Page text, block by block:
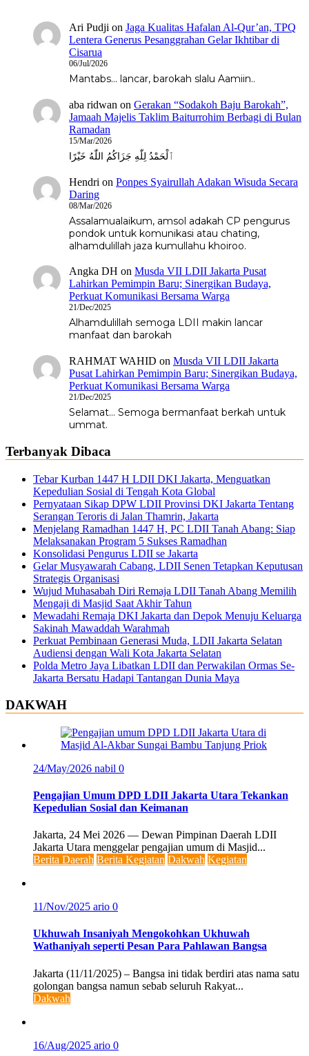
Ari Pudji on Jaga Kualitas Hafalan Al-Qur’an, TPQ
Lentera Generus Pesanggrahan Gelar Ikhtibar di
Cisarua
06/Jul/2026
Mantabs... lancar, barokah slalu Aamiin..
aba ridwan on Gerakan “Sodakoh Baju Barokah”,
Jamaah Majelis Taklim Baiturrohim Berbagi di Bulan
Ramadan
15/Mar/2026
ٱلْحَمْدُ لِلّٰهِ جَزَاكُمُ اللّٰهُ خَيْرًا
Hendri on Ponpes Syairullah Adakan Wisuda Secara
Daring
08/Mar/2026
Assalamualaikum, amsol adakah CP pengurus
pondok untuk komunikasi atau chating,
alhamdulillah jaza kumullahu khoiroo.
Angka DH on Musda VII LDII Jakarta Pusat
Lahirkan Pemimpin Baru; Sinergikan Budaya,
Perkuat Komunikasi Bersama Warga
21/Dec/2025
Alhamdulillah semoga LDII makin lancar
manfaat dan barokah
RAHMAT WAHID on Musda VII LDII Jakarta
Pusat Lahirkan Pemimpin Baru; Sinergikan Budaya,
Perkuat Komunikasi Bersama Warga
21/Dec/2025
Selamat... Semoga bermanfaat berkah untuk
ummat.
Terbanyak Dibaca
⁠Tebar Kurban 1447 H LDII DKI Jakarta, Menguatkan
Kepedulian Sosial di Tengah Kota Global
Pernyataan Sikap DPW LDII Provinsi DKI Jakarta Tentang
Serangan Teroris di Jalan Thamrin, Jakarta
Menjelang Ramadhan 1447 H, PC LDII Tanah Abang: Siap
Melaksanakan Program 5 Sukses Ramadhan
Konsolidasi Pengurus LDII se Jakarta
Gelar Musyawarah Cabang, LDII Senen Tetapkan Keputusan
Strategis Organisasi
Wujud Muhasabah Diri Remaja LDII Tanah Abang Memilih
Mengaji di Masjid Saat Akhir Tahun
Mewadahi Remaja DKI Jakarta dan Depok Menuju Keluarga
Sakinah Mawaddah Warahmah
Perkuat Pembinaan Generasi Muda, LDII Jakarta Selatan
Audiensi dengan Wali Kota Jakarta Selatan
Polda Metro Jaya Libatkan LDII dan Perwakilan Ormas Se-
Jakarta Bersatu Hadapi Tantangan Dunia Maya
DAKWAH
24/May/2026 nabil 0
Pengajian Umum DPD LDII Jakarta Utara Tekankan
Kepedulian Sosial dan Keimanan
Jakarta, 24 Mei 2026 — Dewan Pimpinan Daerah LDII
Jakarta Utara menggelar pengajian umum di Masjid...
Berita Daerah Berita Kegiatan Dakwah Kegiatan
11/Nov/2025 ario 0
Ukhuwah Insaniyah Mengokohkan Ukhuwah
Wathaniyah seperti Pesan Para Pahlawan Bangsa
Jakarta (11/11/2025) – Bangsa ini tidak berdiri atas nama satu
golongan bangsa namun sebab seluruh Rakyat...
Dakwah
16/Aug/2025 ario 0